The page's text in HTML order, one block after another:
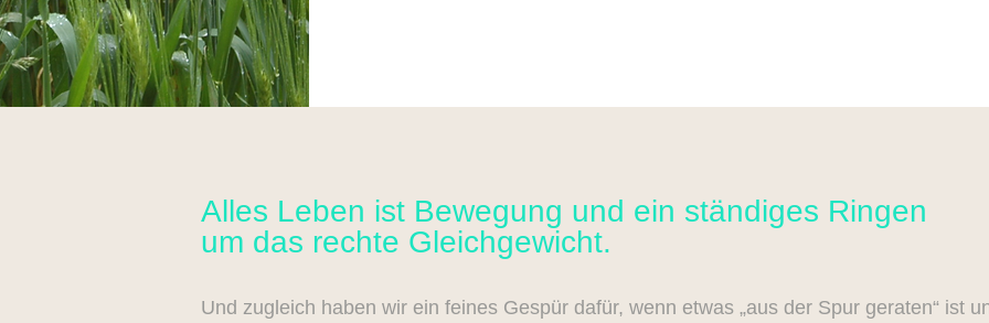
Alles Leben ist Bewegung und ein ständiges Ringen
um das rechte Gleichgewicht.
Und zugleich haben wir ein feines Gespür dafür, wenn etwas „aus der Spur geraten“ ist